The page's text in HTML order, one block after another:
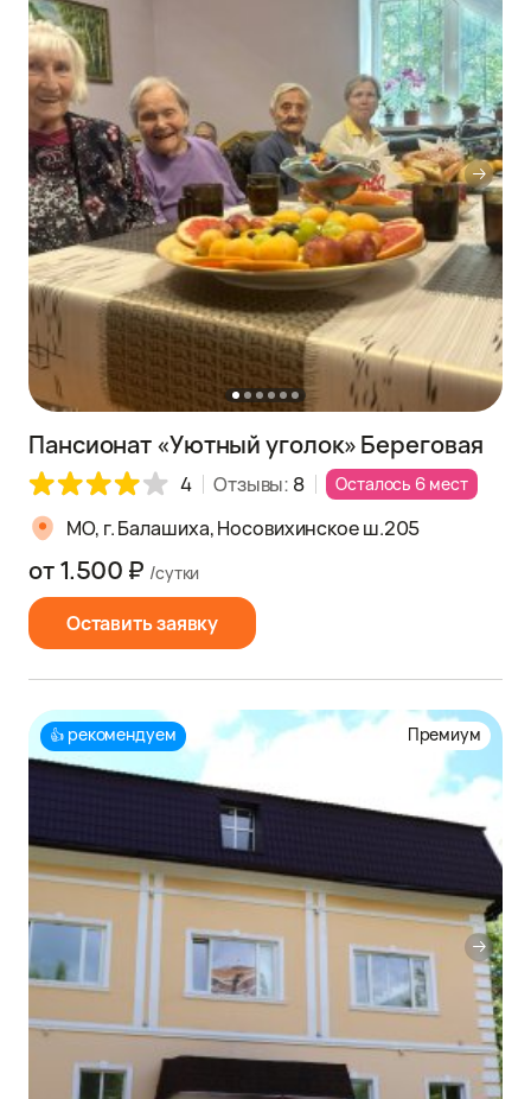
Пансионат «Уютный уголок» Береговая
4 Отзывы: 8 Осталось 6 мест
МО, г. Балашиха, Носовихинское ш.205
Оставить заявку
от 1.500 ₽ /сутки
Премиум
👍рекомендуем